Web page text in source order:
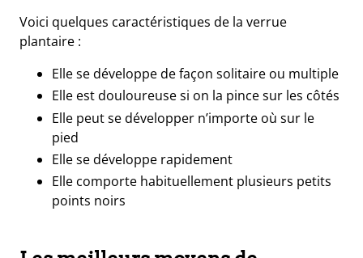
Voici quelques caractéristiques de la verrue
plantaire :
Elle se développe de façon solitaire ou multiple
Elle est douloureuse si on la pince sur les côtés
Elle peut se développer n’importe où sur le
pied
Elle se développe rapidement
Elle comporte habituellement plusieurs petits
points noirs